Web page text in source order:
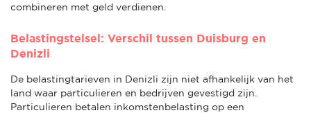
combineren met geld verdienen.
Belastingstelsel: Verschil tussen Duisburg en
Denizli
De belastingtarieven in Denizli zijn niet afhankelijk van het
land waar particulieren en bedrijven gevestigd zijn.
Particulieren betalen inkomstenbelasting op een